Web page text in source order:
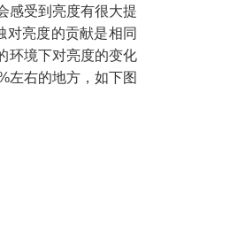
感受到亮度有很大提
对亮度的贡献是相同
环境下对亮度的变化
左右的地方，如下图